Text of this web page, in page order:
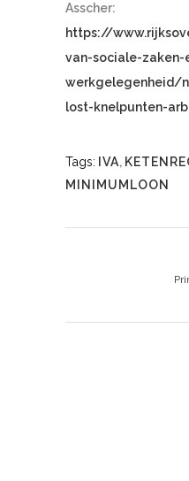
Asscher:
https://
van-sociale-zaken-
werkgelegenheid/
lost-knelpunten-
Tags: IVA,
MINIMUMLOON